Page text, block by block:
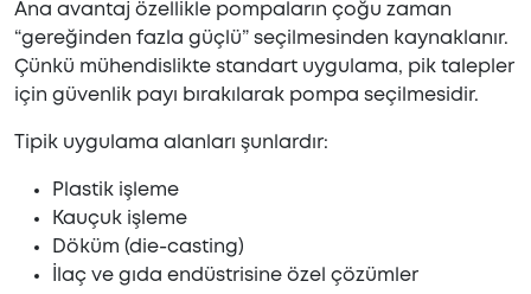
Ana avantaj özellikle pompaların çoğu zaman
“gereğinden fazla güçlü” seçilmesinden kaynaklanır.
Çünkü mühendislikte standart uygulama, pik talepler
için güvenlik payı bırakılarak pompa seçilmesidir.
Tipik uygulama alanları şunlardır:
Plastik işleme
Kauçuk işleme
Döküm (die-casting)
İlaç ve gıda endüstrisine özel çözümler